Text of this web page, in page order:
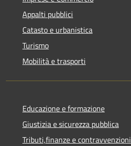
Appalti pubblici
Catasto e urbanistica
Turismo
Mobilità e trasporti
Educazione e formazione
Giustizia e sicurezza pubblica
Tributi,finanze e contravvenzioni